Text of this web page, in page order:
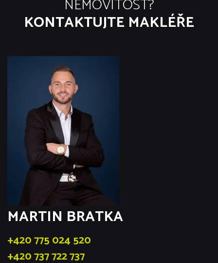
NEMOVITOST?
KONTAKTUJTE MAKLÉŘE
MARTIN BRATKA
+420 775 024 520
+420 737 722 737